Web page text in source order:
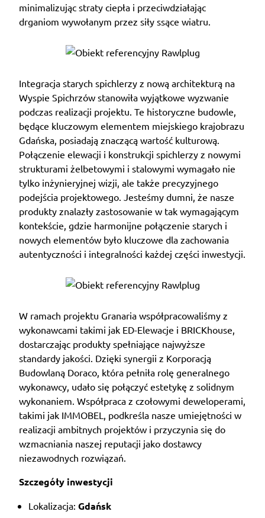
minimalizując straty ciepła i przeciwdziałając
drganiom wywołanym przez siły ssące wiatru.
Integracja starych spichlerzy z nową architekturą na
Wyspie Spichrzów stanowiła wyjątkowe wyzwanie
podczas realizacji projektu. Te historyczne budowle,
będące kluczowym elementem miejskiego krajobrazu
Gdańska, posiadają znaczącą wartość kulturową.
Połączenie elewacji i konstrukcji spichlerzy z nowymi
strukturami żelbetowymi i stalowymi wymagało nie
tylko inżynieryjnej wizji, ale także precyzyjnego
podejścia projektowego. Jesteśmy dumni, że nasze
produkty znalazły zastosowanie w tak wymagającym
kontekście, gdzie harmonijne połączenie starych i
nowych elementów było kluczowe dla zachowania
autentyczności i integralności każdej części inwestycji.
W ramach projektu Granaria współpracowaliśmy z
wykonawcami takimi jak ED-Elewacje i BRICKhouse,
dostarczając produkty spełniające najwyższe
standardy jakości. Dzięki synergii z Korporacją
Budowlaną Doraco, która pełniła rolę generalnego
wykonawcy, udało się połączyć estetykę z solidnym
wykonaniem. Współpraca z czołowymi deweloperami,
takimi jak IMMOBEL, podkreśla nasze umiejętności w
realizacji ambitnych projektów i przyczynia się do
wzmacniania naszej reputacji jako dostawcy
niezawodnych rozwiązań.
Szczegóły inwestycji
Lokalizacja: Gdańsk